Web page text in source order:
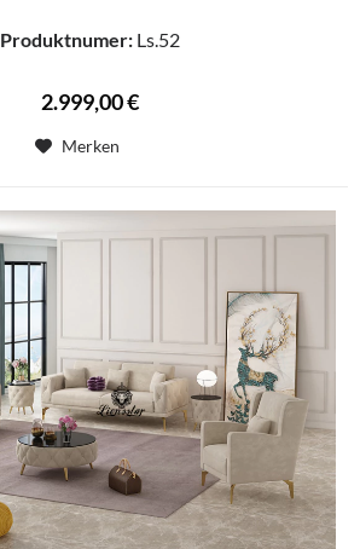
Produktnumer:Ls.52
2.999,00 €
Merken